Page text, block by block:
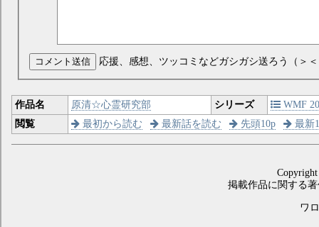
コメント送信 応援、感想、ツッコミなどガシガシ送ろう（＞
作品名 原清☆心霊研究部 シリーズ
WMF
閲覧
最初から読む 最新話を読む 先頭10p 最新
掲載作品に関する
ワ